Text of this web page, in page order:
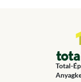
Total-